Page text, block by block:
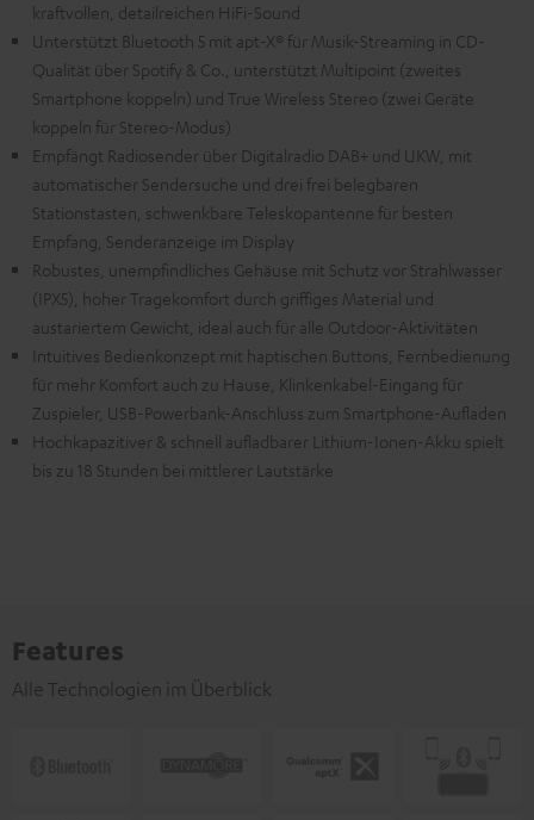
kraftvollen, detailreichen HiFi-Sound
Unterstützt Bluetooth 5 mit apt-X® für Musik-Streaming in CD-
Qualität über Spotify & Co., unterstützt Multipoint (zweites
Smartphone koppeln) und True Wireless Stereo (zwei Geräte
koppeln für Stereo-Modus)
Empfängt Radiosender über Digitalradio DAB+ und UKW, mit
automatischer Sendersuche und drei frei belegbaren
Stationstasten, schwenkbare Teleskopantenne für besten
Empfang, Senderanzeige im Display
Robustes, unempfindliches Gehäuse mit Schutz vor Strahlwasser
(IPX5), hoher Tragekomfort durch griffiges Material und
austariertem Gewicht, ideal auch für alle Outdoor-Aktivitäten
Intuitives Bedienkonzept mit haptischen Buttons, Fernbedienung
für mehr Komfort auch zu Hause, Klinkenkabel-Eingang für
Zuspieler, USB-Powerbank-Anschluss zum Smartphone-Aufladen
Hochkapazitiver & schnell aufladbarer Lithium-Ionen-Akku spielt
bis zu 18 Stunden bei mittlerer Lautstärke
Features
Alle Technologien im Überblick